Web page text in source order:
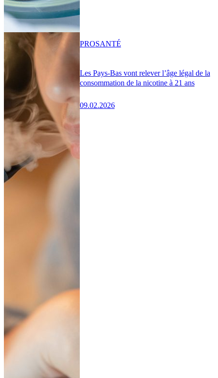
Les Pays-Bas vont relever l’âge légal de la
consommation de la nicotine à 21 ans
09.02.2026
PROSANTÉ